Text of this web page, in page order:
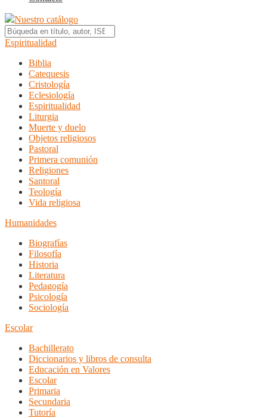
Nuestro catálogo
Espiritualidad
Biblia
Catequesis
Cristología
Eclesiología
Espiritualidad
Liturgia
Muerte y duelo
Objetos religiosos
Pastoral
Primera comunión
Religiones
Santoral
Teología
Vida religiosa
Humanidades
Biografías
Filosofía
Historia
Literatura
Pedagogía
Psicología
Sociología
Escolar
Bachillerato
Diccionarios y libros de consulta
Educación en Valores
Escolar
Primaria
Secundaria
Tutoría